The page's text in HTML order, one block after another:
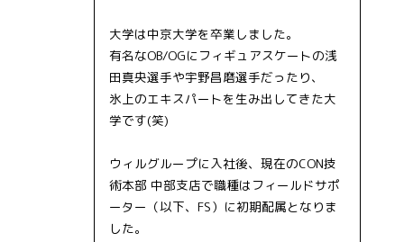
大学は中京大学を卒業しました。
有名なOB/OGにフィギュアスケートの浅
田真央選手や宇野昌磨選手だったり、
氷上のエキスパートを生み出してきた大
学です(笑)
ウィルグループに入社後、現在のCON技
術本部 中部支店で職種はフィールドサポ
ーター（以下、FS）に初期配属となりま
した。